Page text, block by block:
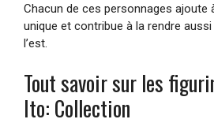
Chacun de ces personnages ajoute
unique et contribue à la rendre aussi
l’est.
Tout savoir sur les
Ito: Collection